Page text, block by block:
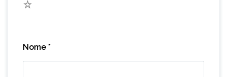
Nome *